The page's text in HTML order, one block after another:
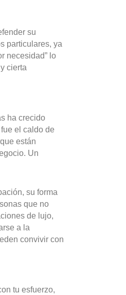
su
particulares, ya
necesidad” lo
cierta
ha crecido
el caldo de
están
Un
su forma
que no
de lujo,
a la
convivir con
tu esfuerzo,